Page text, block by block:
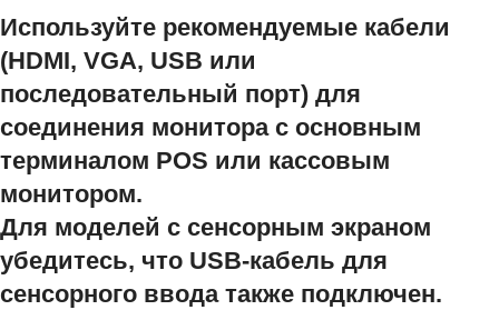
Используйте рекомендуемые кабели
(HDMI, VGA, USB или
последовательный порт) для
соединения монитора с основным
терминалом POS или кассовым
монитором.
Для моделей с сенсорным экраном
убедитесь, что USB-кабель для
сенсорного ввода также подключен.